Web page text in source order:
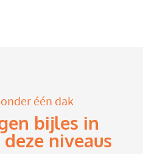
één dak
bijles in
niveaus